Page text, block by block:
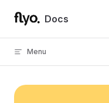
Skip to content
Docs
Menu